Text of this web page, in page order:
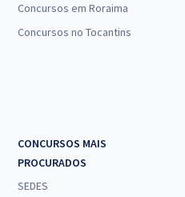
Concursos em Roraima
Concursos no Tocantins
CONCURSOS MAIS
PROCURADOS
SEDES